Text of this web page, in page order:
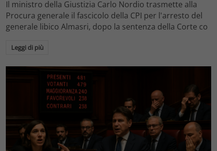
Il ministro della Giustizia Carlo Nordio trasmette alla
Procura generale il fascicolo della CPI per l'arresto del
generale libico Almasri, dopo la sentenza della Corte co
Leggi di più